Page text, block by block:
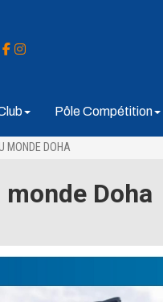
Pôle Compétition
MONDE DOHA
Doha